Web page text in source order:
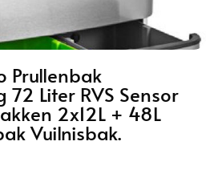
Prullenbak
Liter RVS Sensor
2x12L + 48L
Vuilnisbak.